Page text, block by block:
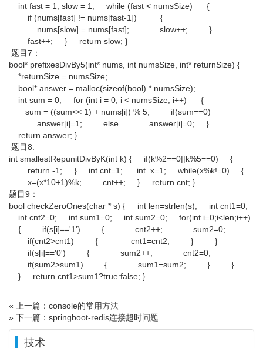
int fast = 1, slow = 1; while (fast < numsSize) {
if (nums[fast] != nums[fast-1]) {
nums[slow] = nums[fast]; slow++; }
fast++; } return slow; }
题目7：
bool* prefixesDivBy5(int* nums, int numsSize, int* returnSize) {
*returnSize = numsSize;
bool* answer = malloc(sizeof(bool) * numsSize);
int sum = 0; for (int i = 0; i < numsSize; i++) {
sum = ((sum<< 1) + nums[i]) % 5; if(sum==0)
answer[i]=1; else answer[i]=0; }
return answer; }
题目8:
int smallestRepunitDivByK(int k) { if(k%2==0||k%5==0) {
return -1; } int cnt=1; int x=1; while(x%k!=0) {
x=(x*10+1)%k; cnt++; } return cnt; }
题目9：
bool checkZeroOnes(char * s) { int len=strlen(s); int cnt1=0;
int cnt2=0; int sum1=0; int sum2=0; for(int i=0;i<len;i++)
{ if(s[i]=='1') { cnt2++; sum2=0;
if(cnt2>cnt1) { cnt1=cnt2; } }
if(s[i]=='0') { sum2++; cnt2=0;
if(sum2>sum1) { sum1=sum2; } }
} return cnt1>sum1?true:false; }
« 上一篇：console的常用方法
» 下一篇：springboot-redis连接超时问题
技术